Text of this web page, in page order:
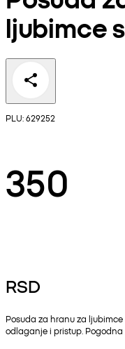
ljubimce
PLU: 629252
350
RSD
Posuda za hranu za
odlaganje i pristup.